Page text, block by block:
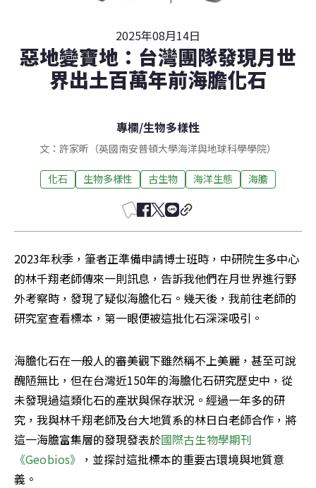
2025年08月14日
惡地變寶地：台灣團隊發現月世
界出土百萬年前海膽化石
專欄/生物多樣性
文：許家昕（英國南安普頓大學海洋與地球科學學院）
化石 生物多樣性 古生物 海洋生態 海膽
2023年秋季，筆者正準備申請博士班時，中研院生多中心
的林千翔老師傳來一則訊息，告訴我他們在月世界進行野
外考察時，發現了疑似海膽化石。幾天後，我前往老師的
研究室查看標本，第一眼便被這批化石深深吸引。
海膽化石在一般人的審美觀下雖然稱不上美麗，甚至可說
醜陋無比，但在台灣近150年的海膽化石研究歷史中，從
未發現過這類化石的產狀與保存狀況。經過一年多的研
究，我與林千翔老師及台大地質系的林日白老師合作，將
這一海膽富集層的發現發表於國際古生物學期刊
《Geobios》 ，並探討這批標本的重要古環境與地質意
義。